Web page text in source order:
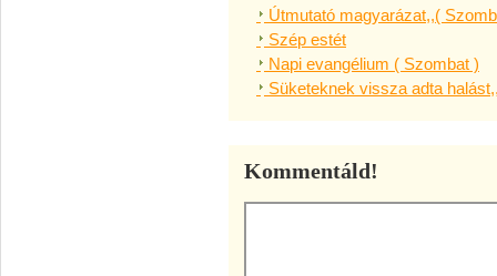
Útmutató magyarázat,,(
Szép estét
Napi evangélium ( Szombat )
Süketeknek vissza adta
Kommentáld!